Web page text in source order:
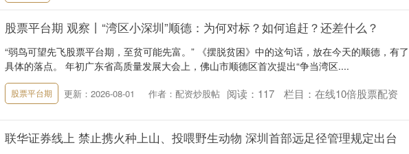
股票平台期 观察丨“湾区小深圳”顺德：为何对标？如何追赶？还差什么？
“弱鸟可望先飞股票平台期，至贫可能先富。” 《摆脱贫困》中的这句话，放在今天的顺德，有了
具体的落点。 年初广东省高质量发展大会上，佛山市顺德区首次提出“争当湾区....
股票平台期 更新：2026-08-01 作者：配资炒股帖 阅读： 117 栏目： 在线10倍股票配资
联华证券线上 禁止携火种上山、投喂野生动物 深圳首部远足径管理规定出台